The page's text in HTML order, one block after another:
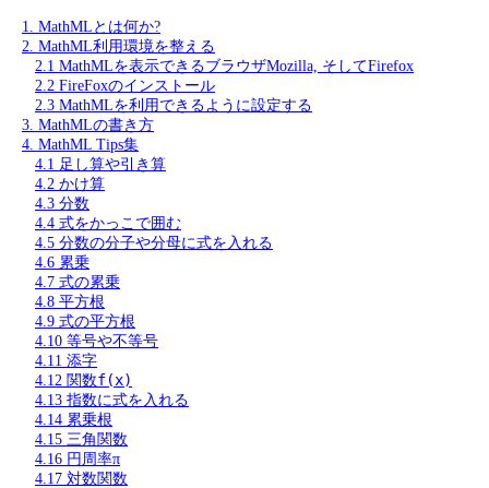
1. MathMLとは何か?
2. MathML利用環境を整える
2.1 MathMLを表示できるブラウザMozilla, そしてFirefox
2.2 FireFoxのインストール
2.3 MathMLを利用できるように設定する
3. MathMLの書き方
4. MathML Tips集
4.1 足し算や引き算
4.2 かけ算
4.3 分数
4.4 式をかっこで囲む
4.5 分数の分子や分母に式を入れる
4.6 累乗
4.7 式の累乗
4.8 平方根
4.9 式の平方根
4.10 等号や不等号
4.11 添字
4.12 関数f(x)
4.13 指数に式を入れる
4.14 累乗根
4.15 三角関数
4.16 円周率π
4.17 対数関数